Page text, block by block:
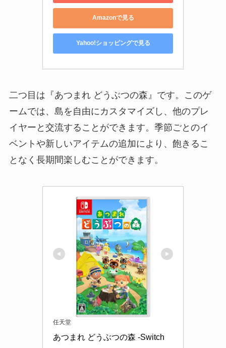
Amazonで見る
Yahoo!ショッピングで見る
二つ目は『あつまれ どうぶつの森』です。このゲ
ームでは、島を自由にカスタマイズし、他のプレ
イヤーと交流することができます。季節ごとのイ
ベントや新しいアイテムの追加により、飽きるこ
となく長期間楽しむことができます。
任天堂
あつまれ どうぶつの森 -Switch